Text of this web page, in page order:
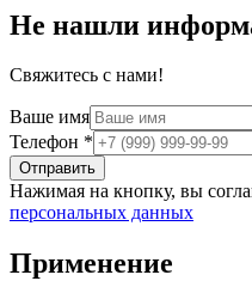
Не нашли
Свяжитесь с нами!
Ваше имя
Телефон *
Отправить
Нажимая на кнопку, вы
персональных данных
Применение